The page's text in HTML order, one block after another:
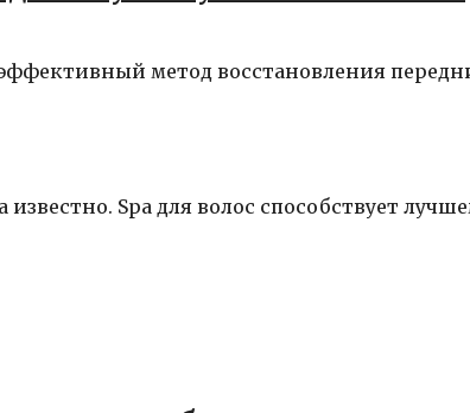
метод восстановления
Spa для волос способствует